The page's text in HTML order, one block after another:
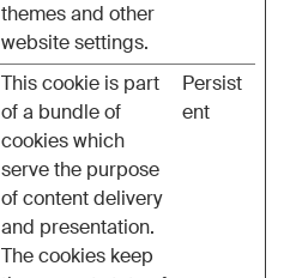
themes and other
website settings.
This cookie is part
of a bundle of
cookies which
serve the purpose
of content delivery
and presentation.
The cookies keep
Persist
ent